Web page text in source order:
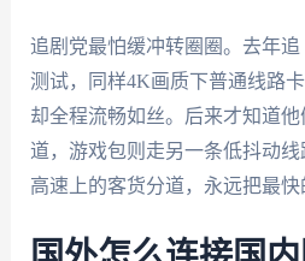
追剧党最怕缓冲转圈圈。去年
测试，同样4K画质下普通线路
却全程流畅如丝。后来才知道
道，游戏包则走另一条低抖动
高速上的客货分道，永远把最快